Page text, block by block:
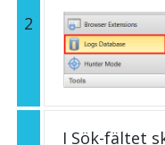
2
I Sök-fältet